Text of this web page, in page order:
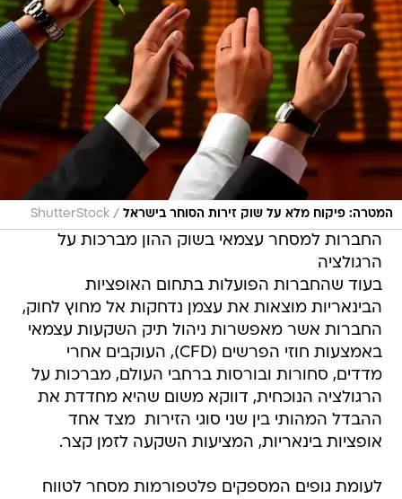
המטרה: פיקוח מלא על שוק זירות הסוחר בישראל /
ShutterStock
החברות למסחר עצמאי בשוק ההון מברכות על
הרגולציה
בעוד שהחברות הפועלות בתחום האופציות
הבינאריות מוצאות את עצמן נדחקות אל מחוץ לחוק,
החברות אשר מאפשרות ניהול תיק השקעות עצמאי
באמצעות חוזי הפרשים (CFD), העוקבים אחרי
מדדים, סחורות ובורסות ברחבי העולם, מברכות על
הרגולציה הנוכחית, דווקא משום שהיא מחדדת את
ההבדל המהותי בין שני סוגי הזירות  מצד אחד
אופציות בינאריות, המציעות השקעה לזמן קצר.
לעומת גופים המספקים פלטפורמות מסחר לטווח